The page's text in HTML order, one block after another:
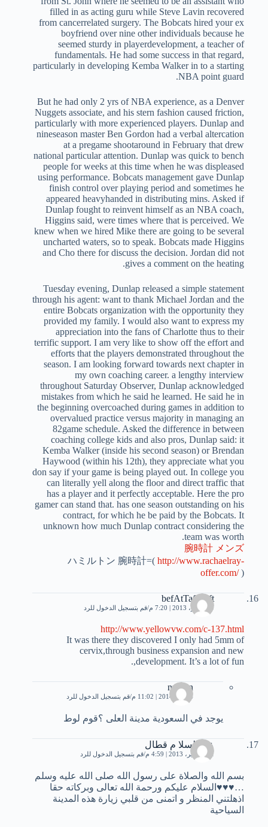
filled in as acting guru while Steve Lavin recovered
from cancerrelated surgery. The Bobcats hired your ex
boyfriend over nine other individuals because he
seemed sturdy in playerdevelopment, a teacher of
fundamentals. He had some success in that regard,
particularly in developing Kemba Walker in to a starting
NBA point guard.
But he had only 2 yrs of NBA experience, as a Denver
Nuggets associate, and his stern fashion caused friction,
particularly with more experienced players. Dunlap and
nineseason master Ben Gordon had a verbal altercation
at a pregame shootaround in February that drew
national particular attention. Dunlap was quick to bench
people for weeks at this time when he was displeased
using performance. Bobcats management gave Dunlap
finish control over playing period and sometimes he
appeared heavyhanded in distributing mins. Asked if
Dunlap fought to reinvent himself as an NBA coach,
Higgins said, were times where that is perceived. We
knew when we hired Mike there are going to be several
uncharted waters, so to speak. Bobcats made Higgins
and Cho there for discuss the decision. Jordan did not
gives a comment on the heating.
Tuesday evening, Dunlap released a simple statement
through his agent: want to thank Michael Jordan and the
entire Bobcats organization with the opportunity they
provided my family. I would also want to express my
appreciation into the fans of Charlotte thus to their
terrific support. I am very like to show off the effort and
efforts that the players demonstrated throughout the
season. I am looking forward towards next chapter in
my own coaching career. a lengthy interview
throughout Saturday Observer, Dunlap acknowledged
mistakes from which he said he learned. He said he in
the beginning overcoached during games in addition to
overvalued practice versus majority in managing an
82game schedule. Asked the difference in between
coaching college kids and also pros, Dunlap said: it
Kemba Walker (inside his second season) or Brendan
Haywood (within his 12th), they appreciate what you
don say if your game is being played out. In college you
can literally yell along the floor and direct traffic that
has a player and it perfectly acceptable. Here the pro
gamer can stand that. has one season outstanding on his
contract, for which he be paid by the Bobcats. It
unknown how much Dunlap contract considering the
team was worth.
腕時計 メンズ
ハミルトン 腕時計=( http://www.rachaelray-
offer.com/)
befAtTafebaft
9 سبتمبر، 2013 | 7:20 م قم بتسجيل الدخول للرد
http://www.yellowvw.com/c-137.html
It was there they discovered I only had 5mm of
cervix,through business expansion and new
development. It’s a lot of fun,.
numan
4 يناير، 2014 | 11:02 م قم بتسجيل الدخول للرد
يوجد في السعودية مدينة العلى ؟قوم لوط
عبد السلا م قطال
11 سبتمبر، 2013 | 4:59 م قم بتسجيل الدخول للرد
بسم الله والصلاة على رسول الله صلى الله عليه وسلم
…♥♥♥السلام عليكم ورحمة الله تعالى وبركاته حقا
اذهلتني المنظر و اتمنى من قلبي زيارة هذه المدينة
السياحية